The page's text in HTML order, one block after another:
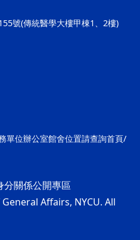
號(傳統醫學大樓甲棟1、2樓)
單位辦公室館舍位置請查詢首頁/
分關係公開專區
Affairs, NYCU. All